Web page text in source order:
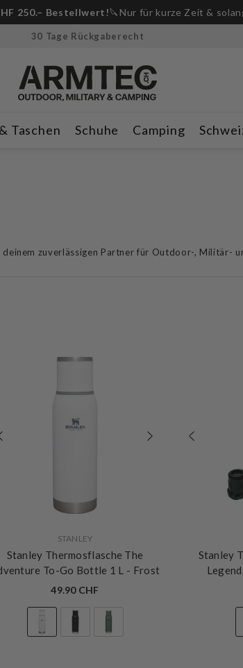
Newsletter📲und CHF 10 Rabatt
30 Tage Rückgaberecht
Taschen Schuhe Camping
zuverlässigen Partner für Outdoor-, Militär-
STANLEY
Stanley Thermosflasche The
To-Go Bottle 1 L - Frost
49.90 CHF
Stanley